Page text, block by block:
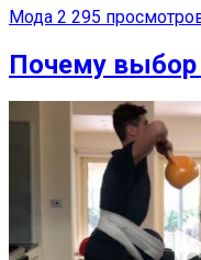
Мода 2 295
Почему выбор